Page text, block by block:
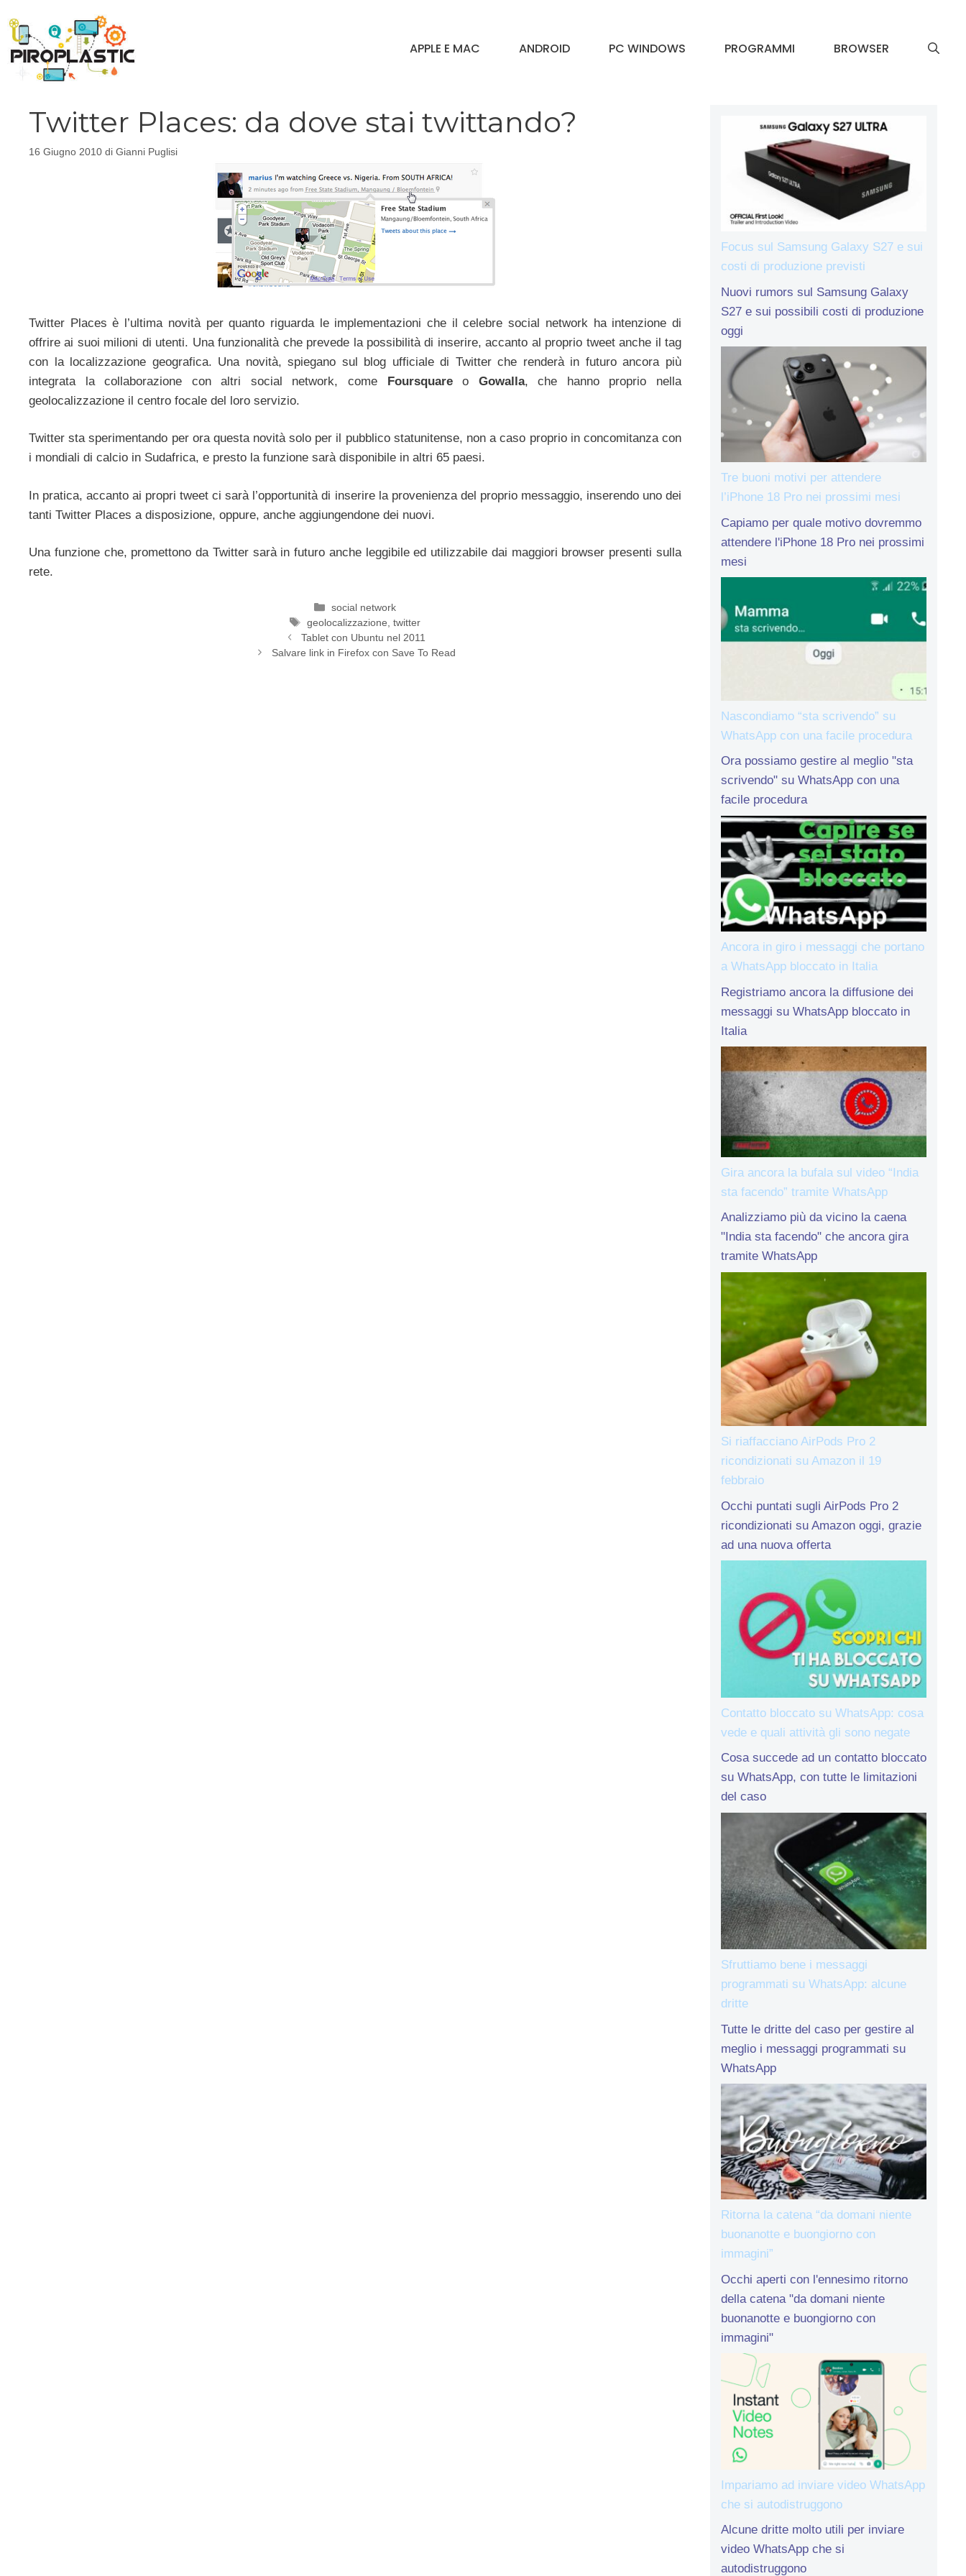
contenuto
APPLE E MAC ANDROID PC WINDOWS PROGRAMMI BROWSER
Twitter Places: da dove stai twittando?
16 Giugno 2010 di Gianni Puglisi
Twitter Places è l’ultima novità per quanto riguarda le implementazioni che il celebre social network ha intenzione di
offrire ai suoi milioni di utenti. Una funzionalità che prevede la possibilità di inserire, accanto al proprio tweet anche il tag
con la localizzazione geografica. Una novità, spiegano sul blog ufficiale di Twitter che renderà in futuro ancora più
integrata la collaborazione con altri social network, come Foursquareo Gowalla, che hanno proprio nella
geolocalizzazione il centro focale del loro servizio.
Twitter sta sperimentando per ora questa novità solo per il pubblico statunitense, non a caso proprio in concomitanza con
i mondiali di calcio in Sudafrica, e presto la funzione sarà disponibile in altri 65 paesi.
In pratica, accanto ai propri tweet ci sarà l’opportunità di inserire la provenienza del proprio messaggio, inserendo uno dei
tanti Twitter Places a disposizione, oppure, anche aggiungendone dei nuovi.
Una funzione che, promettono da Twitter sarà in futuro anche leggibile ed utilizzabile dai maggiori browser presenti sulla
rete.
Categorie
social network
Tag
geolocalizzazione twitter
Tablet con Ubuntu nel 2011
Salvare link in Firefox con Save To Read
Focus sul Samsung Galaxy S27 e sui
costi di produzione previsti
Nuovi rumors sul Samsung Galaxy
S27 e sui possibili costi di produzione
oggi
Tre buoni motivi per attendere
l’iPhone 18 Pro nei prossimi mesi
Capiamo per quale motivo dovremmo
attendere l'iPhone 18 Pro nei prossimi
mesi
Nascondiamo “sta scrivendo” su
WhatsApp con una facile procedura
Ora possiamo gestire al meglio "sta
scrivendo" su WhatsApp con una
facile procedura
Ancora in giro i messaggi che portano
a WhatsApp bloccato in Italia
Registriamo ancora la diffusione dei
messaggi su WhatsApp bloccato in
Italia
Gira ancora la bufala sul video “India
sta facendo” tramite WhatsApp
Analizziamo più da vicino la caena
"India sta facendo" che ancora gira
tramite WhatsApp
Si riaffacciano AirPods Pro 2
ricondizionati su Amazon il 19
febbraio
Occhi puntati sugli AirPods Pro 2
ricondizionati su Amazon oggi, grazie
ad una nuova offerta
Contatto bloccato su WhatsApp: cosa
vede e quali attività gli sono negate
Cosa succede ad un contatto bloccato
su WhatsApp, con tutte le limitazioni
del caso
Sfruttiamo bene i messaggi
programmati su WhatsApp: alcune
dritte
Tutte le dritte del caso per gestire al
meglio i messaggi programmati su
WhatsApp
Ritorna la catena “da domani niente
buonanotte e buongiorno con
immagini”
Occhi aperti con l'ennesimo ritorno
della catena "da domani niente
buonanotte e buongiorno con
immagini"
Impariamo ad inviare video WhatsApp
che si autodistruggono
Alcune dritte molto utili per inviare
video WhatsApp che si
autodistruggono